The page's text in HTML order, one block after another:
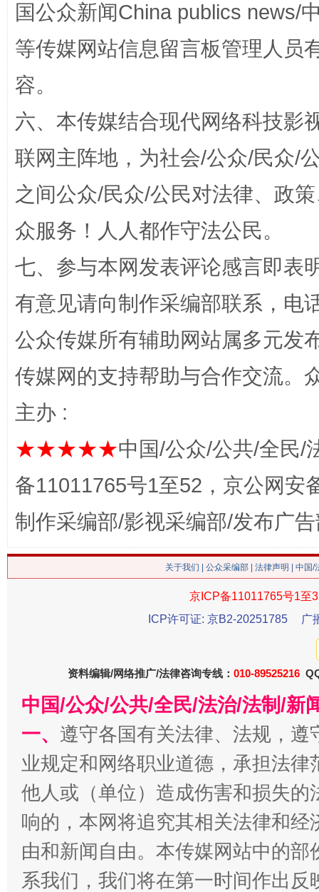
网上购药对药下症？
这是一记警钟！ 谢
今
习近平的博鳌关键词
魏明
国公众新闻China publics news/
等传媒网站信息留言板管理人员
容。
六、本传媒结合现代网络科技影
联网主阵地，为社会/公众/民众/
之间公众/民众/公民对法律、政
众服务！人人都作守法公民。
七、参与本网发表评论感言即表
有意见请向制作采编部联系，电
公众传媒所有辅助网站属多元发
传媒网的支持帮助与合作交流。
主办 :
★★★★★中国/公众/公共/全民/
备11011765号1至52，京公网安
制作采编部/影视采编部/发布广
关于我们 公众采编部 法律声明 | 中国
京ICP备11011765号1至
ICP许可证: 京B2-20251785
广
资料编辑/网络推广/法律咨询专线： 010-89525216
中国/公众/公共/全民/法治/法制/新
一、 遵守各国有关法律、法规，
业规定和网络职业道德，承担法
他人或（单位）造成伤害和损失
响的，本网将追究其相关法律和
由和新闻自由。本传媒网站中的
系我们，我们将在第一时间作出